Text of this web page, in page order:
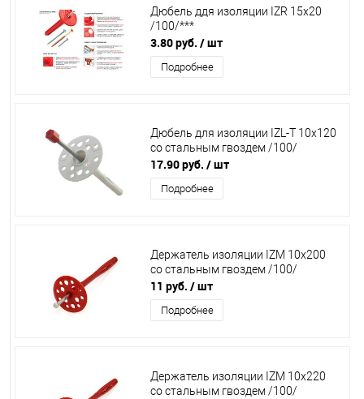
Дюбель ддя изоляции IZR 15х20
/100/***
3.80 руб. / шт
Подробнее
Дюбель для изоляции IZL-T 10х120
со стальным гвоздем /100/
17.90 руб. / шт
Подробнее
Держатель изоляции IZM 10х200
со стальным гвоздем /100/
11 руб. / шт
Подробнее
Держатель изоляции IZM 10х220
со стальным гвоздем /100/